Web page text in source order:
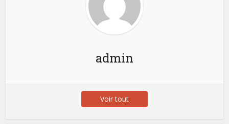
admin
Voir tout